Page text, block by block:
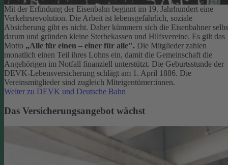
Mit der Erfindung der Eisenbahn beginnt im 19. Jahrhundert eine
Verkehrsrevolution. Die Arbeit ist lebensgefährlich, soziale
Absicherung gibt es nicht. Daher kümmern sich die Eisenbahner
darum und gründen kleine Sterbekassen und Hilfsvereine. Es gilt das
Motto „Alle für einen – einer für alle". Die Mitglieder zahlen
monatlich einen Teil ihres Lohns ein, damit die Gemeinschaft die
Angehörigen im Notfall finanziell unterstützt. Die Geburtsstunde der
DEVK-Lebensversicherung schlägt am 1. April 1886. Die
Vereinsmitglieder sind zugleich Miteigentümer:innen.
Weiter zu DEVK und Deutsche Bahn
Das Versicherungsangebot wächst